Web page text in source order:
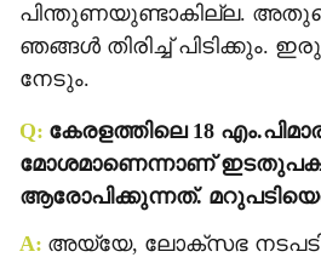
പിന്തുണയുണ്ടാകില്ല.
ഞങ്ങള്‍ തിരിച്ച് പിടിക്കും.
നേടും.
Q: കേരളത്തിലെ 18
മോശമാണെന്നാണ്
ആരോപിക്കുന്നത്.
A: അയ്യേ, ലോക്‌സഭ